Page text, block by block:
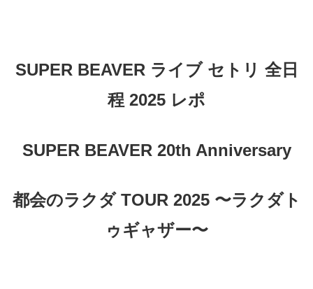
SUPER BEAVER ライブ セトリ 全日
程 2025 レポ
SUPER BEAVER 20th Anniversary
都会のラクダ TOUR 2025 〜ラクダト
ゥギャザー〜